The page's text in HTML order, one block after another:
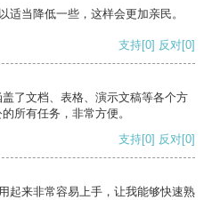
适当降低一些，这样会更加亲民。
支持[0] 反对[0]
了文档、表格、演示文稿等各个方
所有任务，非常方便。
支持[0] 反对[0]
起来非常容易上手，让我能够快速熟